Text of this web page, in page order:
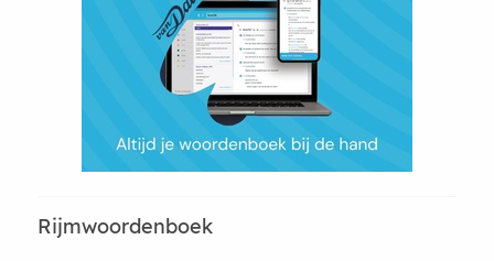
Rijmwoordenboek